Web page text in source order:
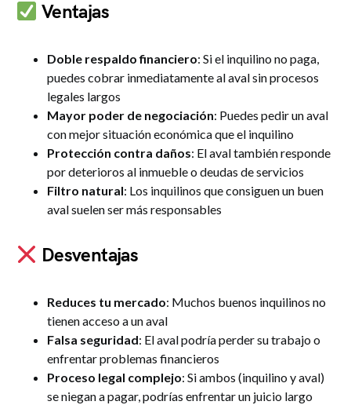
Ventajas
Doble respaldo financiero: Si el inquilino no paga,
puedes cobrar inmediatamente al aval sin procesos
legales largos
Mayor poder de negociación: Puedes pedir un aval
con mejor situación económica que el inquilino
Protección contra daños: El aval también responde
por deterioros al inmueble o deudas de servicios
Filtro natural: Los inquilinos que consiguen un buen
aval suelen ser más responsables
Desventajas
Reduces tu mercado: Muchos buenos inquilinos no
tienen acceso a un aval
Falsa seguridad: El aval podría perder su trabajo o
enfrentar problemas financieros
Proceso legal complejo: Si ambos (inquilino y aval)
se niegan a pagar, podrías enfrentar un juicio largo